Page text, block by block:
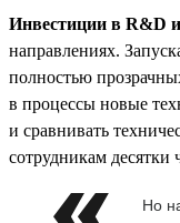
Инвестиции в R&D и
направлениях.
полностью
в процессы новые
и сравнивать
сотрудникам десятки
Но